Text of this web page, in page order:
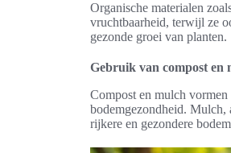
Organische materialen
vruchtbaarheid, terwijl ze
gezonde groei van planten.
Gebruik van compost en
Compost en mulch
bodemgezondheid. Mulch,
rijkere en gezondere